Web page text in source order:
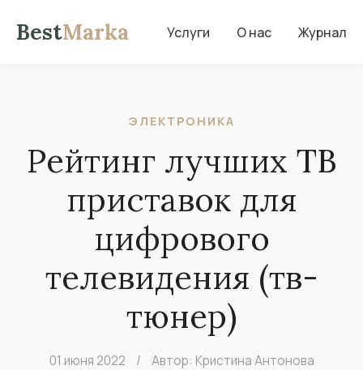
BestMarka Услуги О нас Журнал
ЭЛЕКТРОНИКА
Рейтинг лучших ТВ
приставок для
цифрового
телевидения (тв-
тюнер)
01 июня 2022 / Автор: Кристина Антонова